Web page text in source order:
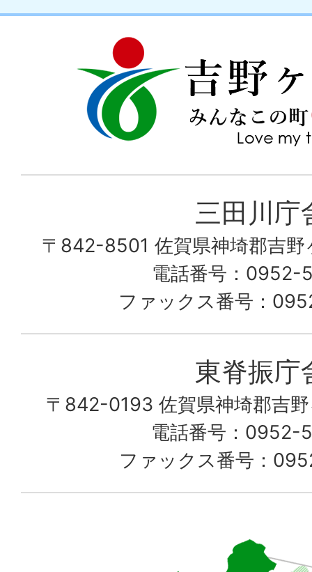
野
ヶ
里
な
町
て
my
town
三田川庁
〒842-8501 佐賀県神埼郡吉野
電話番号：0952-
ファックス番号：
東脊振庁
〒842-0193 佐賀県神埼郡吉
電話番号：0952-
ファックス番号：